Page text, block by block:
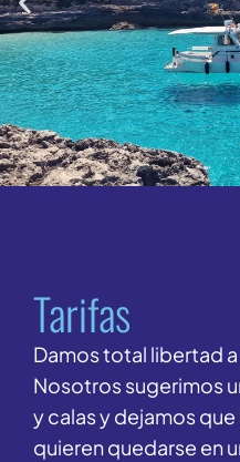
Tarifas
Damos total libertad
Nosotros sugerimos
y calas y dejamos
quieren quedarse en